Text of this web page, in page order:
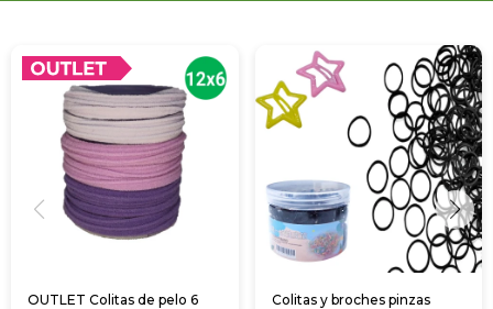
OUTLET Colitas de pelo 6
Colitas y broches pinzas